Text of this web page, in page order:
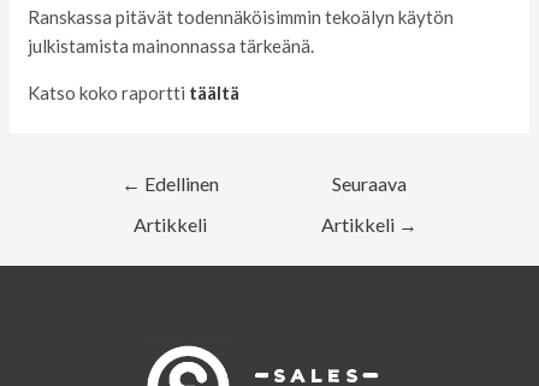
Ranskassa pitävät todennäköisimmin tekoälyn käytön
julkistamista mainonnassa tärkeänä.
Katso koko raportti täältä
← Edellinen
Artikkeli
Seuraava
Artikkeli →